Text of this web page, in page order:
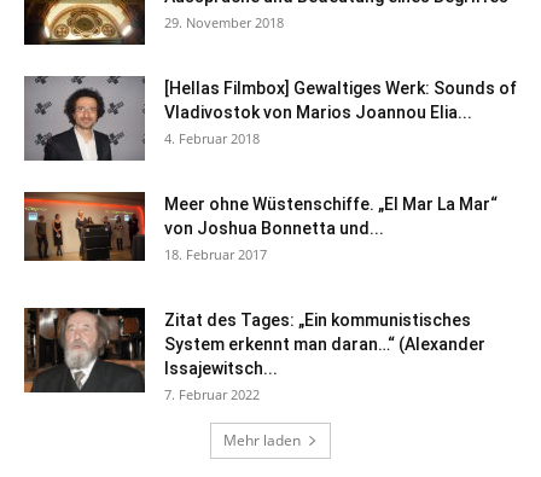
29. November 2018
[Hellas Filmbox] Gewaltiges Werk: Sounds of
Vladivostok von Marios Joannou Elia...
4. Februar 2018
Meer ohne Wüstenschiffe. „El Mar La Mar“
von Joshua Bonnetta und...
18. Februar 2017
Zitat des Tages: „Ein kommunistisches
System erkennt man daran…“ (Alexander
Issajewitsch...
7. Februar 2022
Mehr laden